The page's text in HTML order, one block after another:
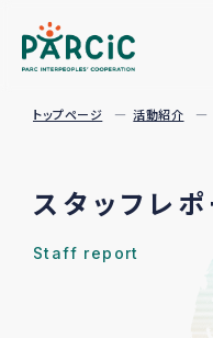
トップページ 活動紹介
スタッフレ
Staff report